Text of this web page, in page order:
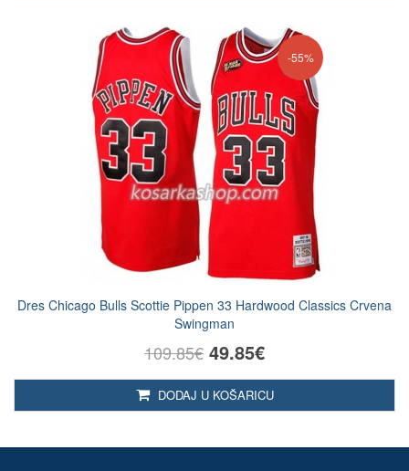
-55%
Dres Chicago Bulls Scottie Pippen 33 Hardwood Classics Crvena
Swingman
109.85€ 49.85€
DODAJ U KOŠARICU